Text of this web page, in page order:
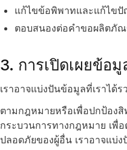
แก้ไขข้อพิพาทและแก้ไข
ตอบสนองต่อคำขอผลิตภั
3. การเปิดเผยข้อ
เราอาจแบ่งปันข้อมูลที่เราได้
ตามกฎหมายหรือเพื่อปกป้องสิ
กระบวนการทางกฎหมาย เพื่
ปลอดภัยของผู้อื่น เราอาจแ